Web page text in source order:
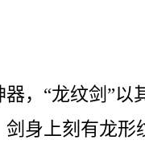
，“龙纹剑”以
身上刻有龙形